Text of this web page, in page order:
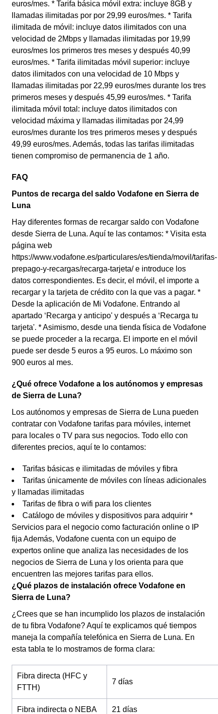
euros/mes. * Tarifa básica móvil extra: incluye 8GB y
llamadas ilimitadas por por 29,99 euros/mes. * Tarifa
ilimitada de móvil: incluye datos ilimitados con una
velocidad de 2Mbps y llamadas ilimitadas por 19,99
euros/mes los primeros tres meses y después 40,99
euros/mes. * Tarifa ilimitadas móvil superior: incluye
datos ilimitados con una velocidad de 10 Mbps y
llamadas ilimitadas por 22,99 euros/mes durante los tres
primeros meses y después 45,99 euros/mes. * Tarifa
ilimitada móvil total: incluye datos ilimitados con
velocidad máxima y llamadas ilimitadas por 24,99
euros/mes durante los tres primeros meses y después
49,99 euros/mes. Además, todas las tarifas ilimitadas
tienen compromiso de permanencia de 1 año.
FAQ
Puntos de recarga del saldo Vodafone en Sierra de
Luna
Hay diferentes formas de recargar saldo con Vodafone
desde Sierra de Luna. Aquí te las contamos: * Visita esta
página web
https://www.vodafone.es/particulares/es/tienda/movil/tarifas-
prepago-y-recargas/recarga-tarjeta/ e introduce los
datos correspondientes. Es decir, el móvil, el importe a
recargar y la tarjeta de crédito con la que vas a pagar. *
Desde la aplicación de Mi Vodafone. Entrando al
apartado ‘Recarga y anticipo' y después a ‘Recarga tu
tarjeta'. * Asimismo, desde una tienda física de Vodafone
se puede proceder a la recarga. El importe en el móvil
puede ser desde 5 euros a 95 euros. Lo máximo son
900 euros al mes.
¿Qué ofrece Vodafone a los autónomos y empresas
de Sierra de Luna?
Los autónomos y empresas de Sierra de Luna pueden
contratar con Vodafone tarifas para móviles, internet
para locales o TV para sus negocios. Todo ello con
diferentes precios, aquí te lo contamos:
Tarifas básicas e ilimitadas de móviles y fibra
Tarifas únicamente de móviles con líneas adicionales
y llamadas ilimitadas
Tarifas de fibra o wifi para los clientes
Catálogo de móviles y dispositivos para adquirir *
Servicios para el negocio como facturación online o IP
fija Además, Vodafone cuenta con un equipo de
expertos online que analiza las necesidades de los
negocios de Sierra de Luna y los orienta para que
encuentren las mejores tarifas para ellos.
¿Qué plazos de instalación ofrece Vodafone en
Sierra de Luna?
¿Crees que se han incumplido los plazos de instalación
de tu fibra Vodafone? Aquí te explicamos qué tiempos
maneja la compañía telefónica en Sierra de Luna. En
esta tabla te lo mostramos de forma clara:
Fibra directa (HFC y
FTTH)
7 días
Fibra indirecta o NEBA 21 días